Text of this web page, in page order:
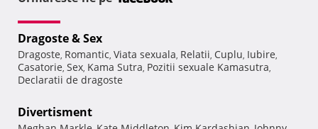
Dragoste & Sex
Dragoste, Romantic, Viata sexuala, Relatii, Cuplu, Iubire,
Casatorie, Sex, Kama Sutra, Pozitii sexuale Kamasutra,
Declaratii de dragoste
Divertisment